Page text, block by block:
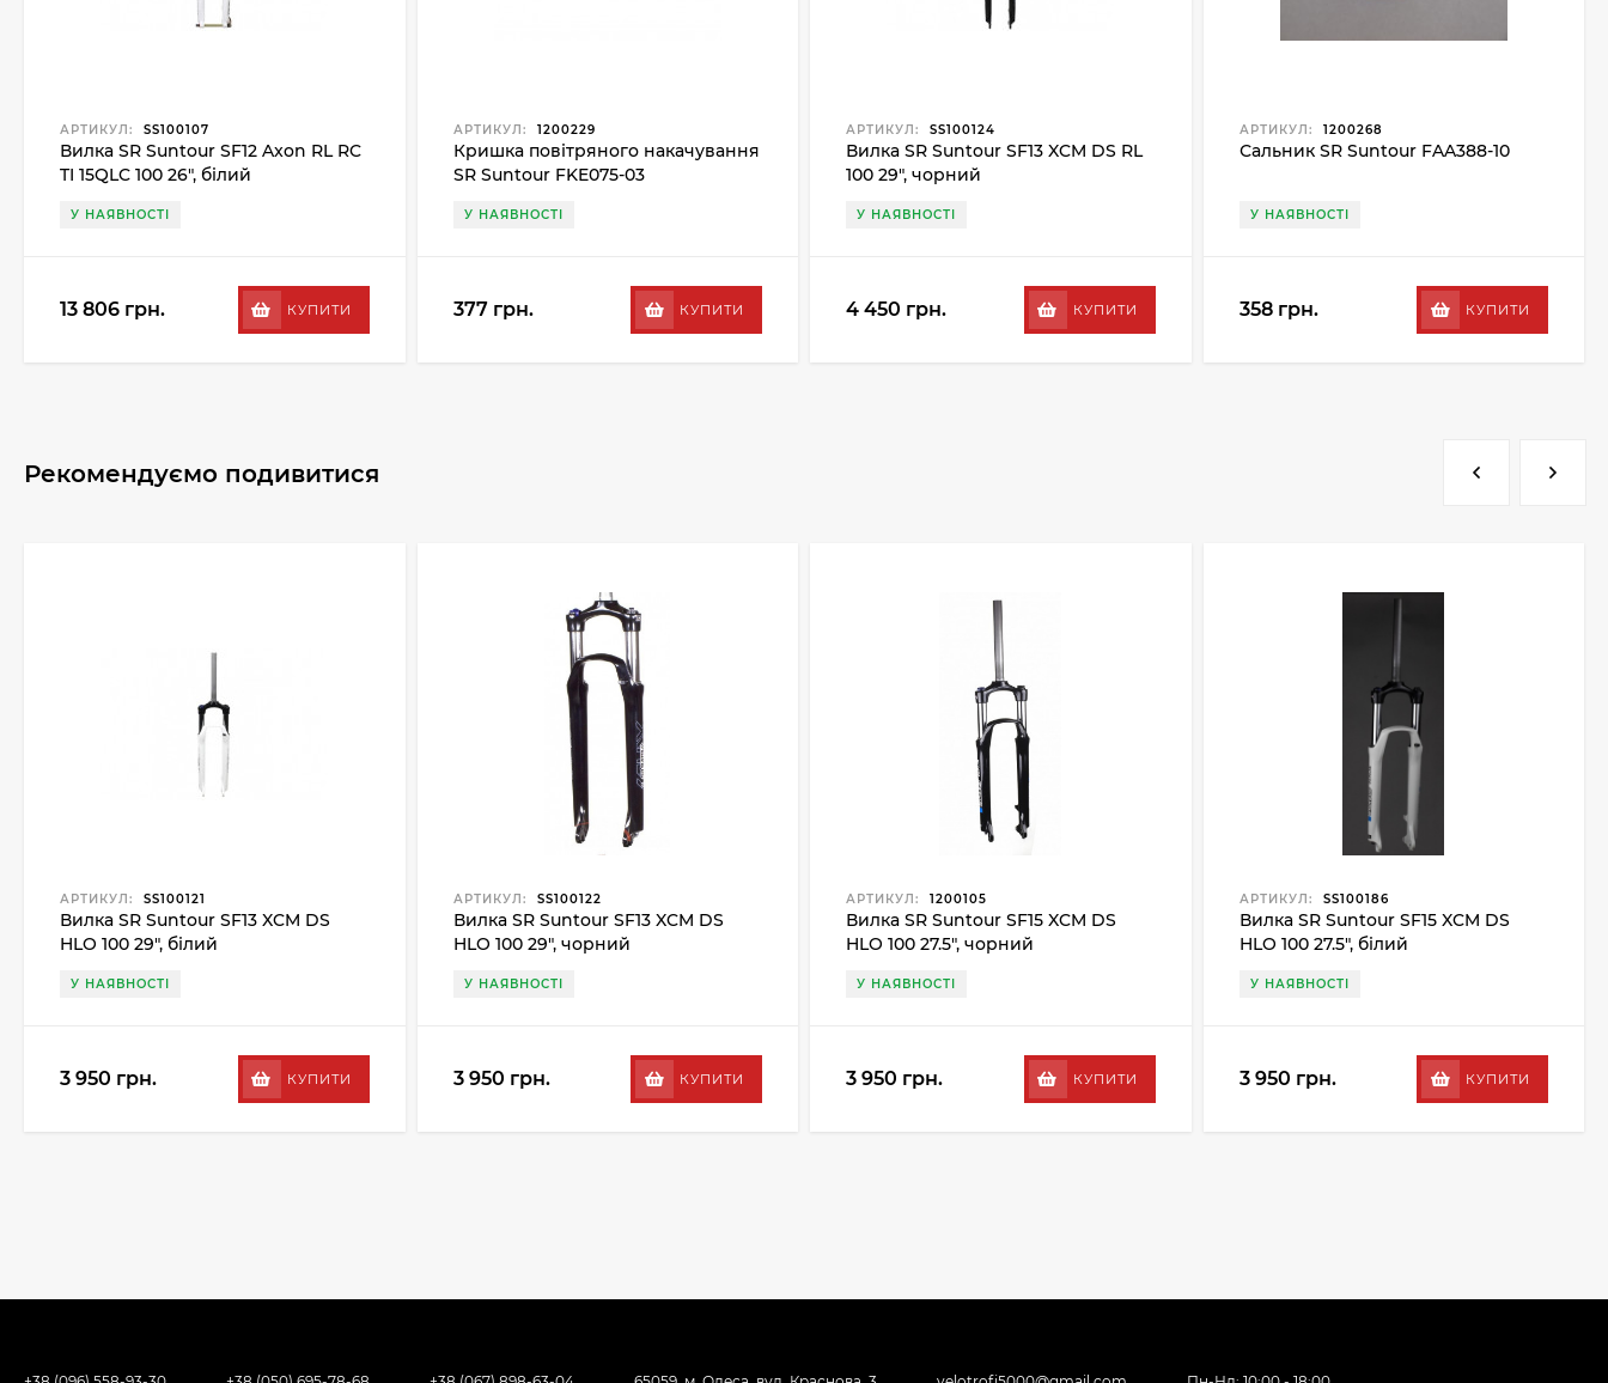
АРТИКУЛ: SS100107
Вилка SR Suntour SF12 Axon RL RC
TI 15QLC 100 26", білий
У НАЯВНОСТІ
13 806 грн. КУПИТИ
АРТИКУЛ: 1200229
Кришка повітряного накачування
SR Suntour FKE075-03
У НАЯВНОСТІ
377 грн. КУПИТИ
АРТИКУЛ: SS100124
Вилка SR Suntour SF13 XCM DS RL
100 29", чорний
У НАЯВНОСТІ
4 450 грн. КУПИТИ
АРТИКУЛ: 1200268
Сальник SR Suntour FAA388-10
У НАЯВНОСТІ
358 грн. КУПИТИ
Рекомендуємо подивитися
АРТИКУЛ: SS100121
Вилка SR Suntour SF13 XCM DS
HLO 100 29", білий
У НАЯВНОСТІ
3 950 грн. КУПИТИ
АРТИКУЛ: SS100122
Вилка SR Suntour SF13 XCM DS
HLO 100 29", чорний
У НАЯВНОСТІ
3 950 грн. КУПИТИ
АРТИКУЛ: 1200105
Вилка SR Suntour SF15 XCM DS
HLO 100 27.5", чорний
У НАЯВНОСТІ
3 950 грн. КУПИТИ
АРТИКУЛ: SS100186
Вилка SR Suntour SF15 XCM DS
HLO 100 27.5", білий
У НАЯВНОСТІ
3 950 грн. КУПИТИ